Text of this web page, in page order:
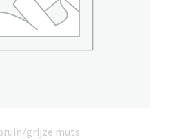
grijze muts